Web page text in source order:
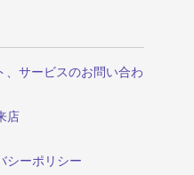
、サービスのお問い合わ
店
シーポリシー